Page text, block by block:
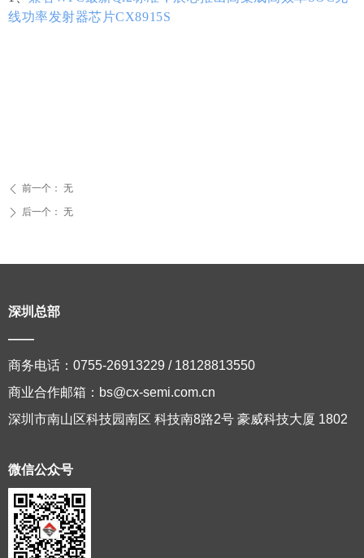
线功率发射器芯片CX8915S
ꄴ 前一个： 无
ꄲ 后一个： 无
微信公众号
深圳总部
——
商务电话：0755-26913229 / 18128813550
商业合作邮箱：bs@cx-semi.com.cn
深圳市南山区科技园南区 科技南8路2号 豪威科技大厦 1802